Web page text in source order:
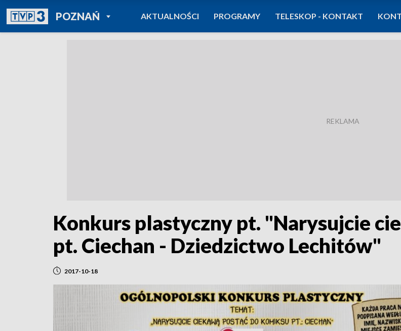
POZNAŃPOWRÓT DO
TVP REGIONY
AKTUALNOŚCI PROGRAMY TELESKOP - KONTAKT
Konkurs plastyczny pt. "Narysujcie
pt. Ciechan - Dziedzictwo Lechitów"
2017-10-18